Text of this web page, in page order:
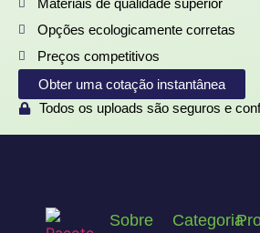
Materiais de qualidade superior
Opções ecologicamente corretas
Preços competitivos
Obter uma cotação instantânea
Todos os uploads são seguros e
Sobre
Categoria